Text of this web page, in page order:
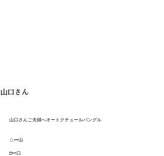
山口さん
山口さんご夫婦へオートクチュールバングル
△•••山
□•••口